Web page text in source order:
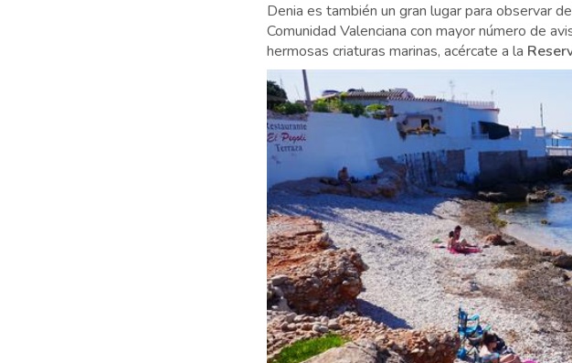
Denia es también un gran lugar para observar
Comunidad Valenciana con mayor número de
hermosas criaturas marinas, acércate a la